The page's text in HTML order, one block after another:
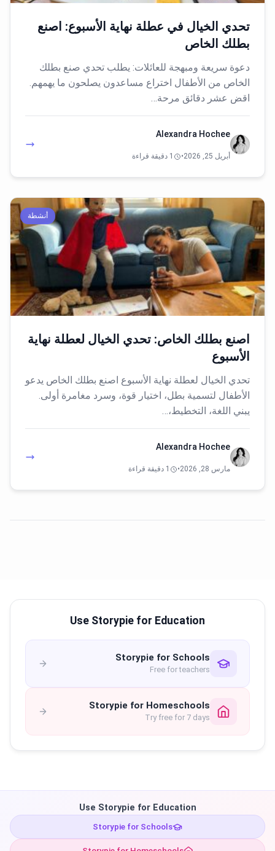
تحدي الخيال في عطلة نهاية الأسبوع: اصنع
بطلك الخاص
دعوة سريعة ومبهجة للعائلات: يطلب تحدي صنع بطلك
الخاص من الأطفال اختراع مساعدون يصلحون ما يهمهم.
اقض عشر دقائق مرحة…
Alexandra Hochee
أبريل 25, 2026 • 1 دقيقة قراءة
أنشطة
اصنع بطلك الخاص: تحدي الخيال لعطلة نهاية
الأسبوع
تحدي الخيال لعطلة نهاية الأسبوع اصنع بطلك الخاص يدعو
الأطفال لتسمية بطل، اختيار قوة، وسرد مغامرة أولى.
يبني اللغة، التخطيط،…
Alexandra Hochee
مارس 28, 2026 • 1 دقيقة قراءة
Use Storypie for Education
Storypie for Schools
Free for teachers
Storypie for Homeschools
Try free for 7 days
Use Storypie for Education
Storypie for Schools